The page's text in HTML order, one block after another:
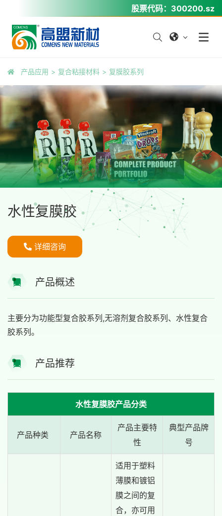
股票代码： 300200.sz
产品应用 复合粘接材料 复膜胶系列
水性复膜胶
详细咨询
产品概述
主要分为功能型复合胶系列,无溶剂复合胶系列、水性复合
胶系列。
产品推荐
水性复膜胶产品分类
产品种类 产品名称
产品主要特
性
典型产品牌
号
适用于塑料
薄膜和镀铝
膜之间的复
合，亦可用